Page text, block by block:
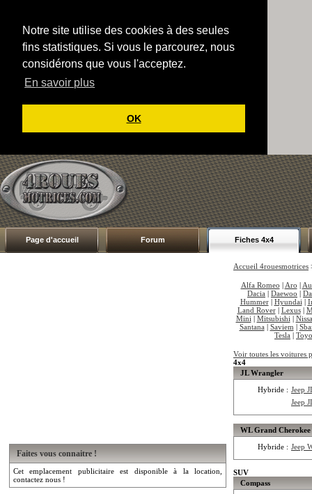
Notre site utilise des cookies à des seules
fins statistiques. Si vous le parcourez, nous
considérons que vous l'acceptez.
En savoir plus
OK
Page d'accueil Forum Fiches 4x4
Faites vous connaitre !
Cet emplacement publicitaire est disponible à la location,
contactez nous !
Accueil 4rouesmotrices
Alfa Romeo | Aro |
Dacia | Daewoo |
Hummer| Hyundai |
Land Rover| Lexus|
Mini | Mitsubishi |
Santana | Saviem |
Tesla |
Voir toutes les voitures
4x4
JL Wrangler
Hybride : Jeep
Jeep
WL Grand Cherokee
Hybride : Jeep
SUV
Compass